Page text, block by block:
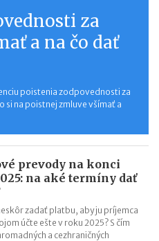
za
a na čo dať
poistenia zodpovednosti za
si na poistnej zmluve všímať a
prevody na konci
na aké termíny dať
zadať platbu, aby ju príjemca
účte ešte v roku 2025? S čím
a cezhraničných